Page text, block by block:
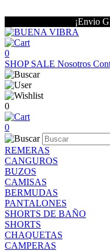
¡Envio
0
SHOP SALE Nosotros
0
0
REMERAS
CANGUROS
BUZOS
CAMISAS
BERMUDAS
PANTALONES
SHORTS DE BAÑO
SHORTS
CHAQUETAS
CAMPERAS